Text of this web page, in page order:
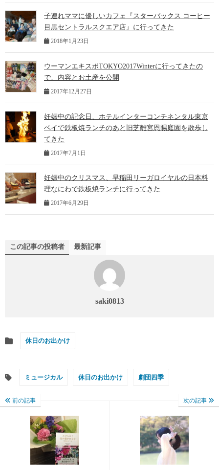
子連れママに優しいカフェ『スターバックス コーヒー
目黒セントラルスクエア店』に行ってきた
2018年1月23日
ウーマンエキスポTOKYO2017Winterに行ってきたの
で、内容とお土産を公開
2017年12月27日
妊娠中の記念日、ホテルインターコンチネンタル東京
ベイで鉄板焼ランチのあと旧芝離宮恩賜庭園を散歩し
てきた
2017年7月1日
妊娠中のクリスマス、早稲田リーガロイヤルの日本料
理なにわで鉄板焼ランチに行ってきた
2017年6月29日
この記事の投稿者 最新記事
saki0813
休日のお出かけ
ミュージカル 休日のお出かけ 劇団四季
前の記事 次の記事